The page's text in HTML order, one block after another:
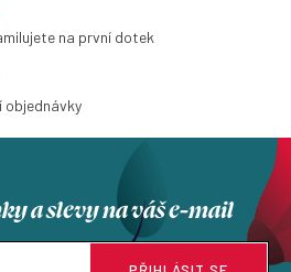
na první dotek
objednávky
a slevy na váš e-mail